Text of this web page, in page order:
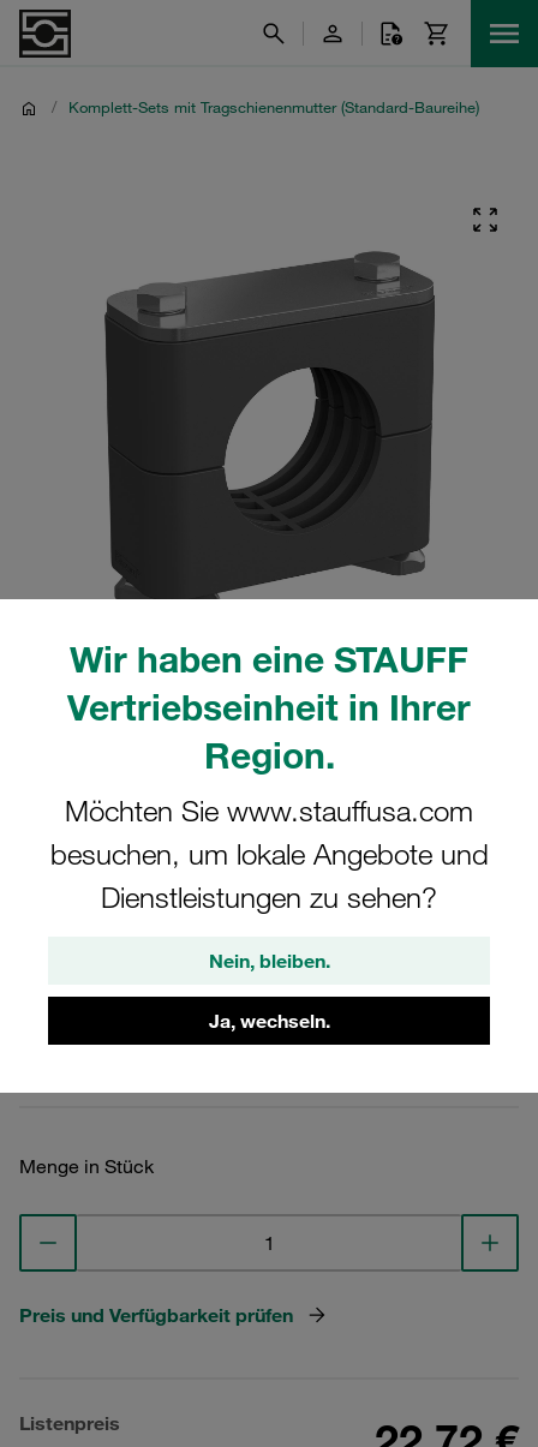
Wir haben eine STAUFF
Vertriebseinheit in Ihrer
Region.
Möchten Sie www.stauffusa.com
besuchen, um lokale Angebote und
Dienstleistungen zu sehen?
Nein, bleiben.
Ja, wechseln.
/ Komplett-Sets mit Tragschienenmutter (Standard-Baureihe)
Bitte beachten Sie: Das Bild dient nur zur Veranschaulichung und kann vom
tatsächlichen Produkt abweichen.
Komplettschelle Standard-Baureihe Gr.
Schraube Tragschienenmutter
STAUFF Materialnr. 1110015411
Menge in Stück
Preis und Verfügbarkeit prüfen
Listenpreis